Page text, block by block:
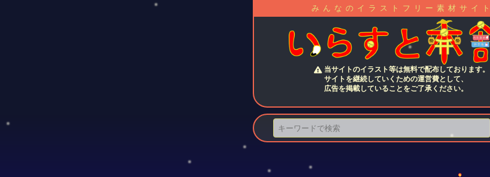
みんなのイラストフリー素材サイト
当サイトのイラスト等は無料で配布しております。
サイトを継続していくための運営費として、
広告を掲載していることをご了承ください。